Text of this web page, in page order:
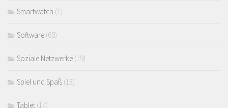
Smartwatch (1)
Software (60)
Soziale Netzwerke (19)
Spiel und Spaß (13)
Tablet (14)